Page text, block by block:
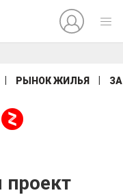
РЫНОК ЖИЛЬЯ
проект